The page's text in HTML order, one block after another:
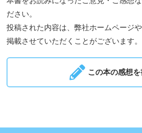
ださい。
投稿された内容は、弊社ホームページ
掲載させていただくことがございます。
この本の感想を